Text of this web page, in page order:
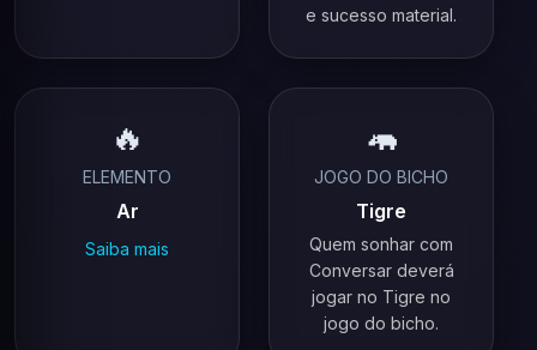
e sucesso material.
🔥
ELEMENTO
Ar
Saiba mais
🦛
JOGO DO BICHO
Tigre
Quem sonhar com
Conversar deverá
jogar no Tigre no
jogo do bicho.